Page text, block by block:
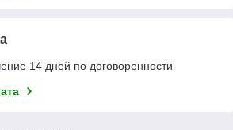
14 дней по договоренности